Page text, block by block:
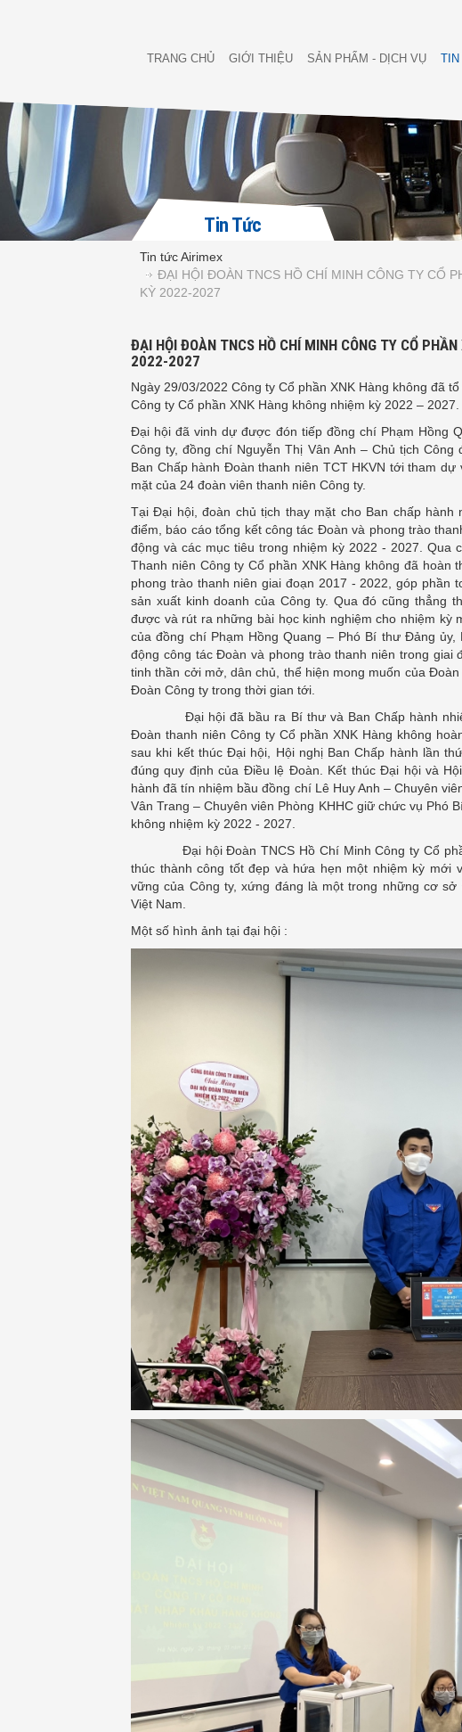
TRANG CHỦ GIỚI THIỆU SẢN PHẨM - DỊCH VỤ
Tin Tức
Tin tức Airimex
ĐẠI HỘI ĐOÀN TNCS HỒ CHÍ MINH CÔNG TY CỔ
KỲ 2022-2027
ĐẠI HỘI ĐOÀN TNCS HỒ CHÍ MINH CÔNG TY CỔ
2022-2027
Ngày 29/03/2022 Công ty Cổ phần XNK Hàng không đã
Công ty Cổ phần XNK Hàng không nhiệm kỳ 2022 – 2027.
Đại hội đã vinh dự được đón tiếp đồng chí Phạm Hồng
Công ty, đồng chí Nguyễn Thị Vân Anh – Chủ tịch
Ban Chấp hành Đoàn thanh niên TCT HKVN tới tham
mặt của 24 đoàn viên thanh niên Công ty.
Tại Đại hội, đoàn chủ tịch thay mặt cho Ban chấp
điểm, báo cáo tổng kết công tác Đoàn và phong trào
động và các mục tiêu trong nhiệm kỳ 2022 - 2027.
Thanh niên Công ty Cổ phần XNK Hàng không đã hoàn
phong trào thanh niên giai đoạn 2017 - 2022, góp phần
sản xuất kinh doanh của Công ty. Qua đó cũng thẳng
được và rút ra những bài học kinh nghiệm cho nhiệm
của đồng chí Phạm Hồng Quang – Phó Bí thư Đảng
động công tác Đoàn và phong trào thanh niên trong
tinh thần cởi mở, dân chủ, thể hiện mong muốn của
Đoàn Công ty trong thời gian tới.
Đại hội đã bầu ra Bí thư và Ban Chấp hành
Đoàn thanh niên Công ty Cổ phần XNK Hàng không
sau khi kết thúc Đại hội, Hội nghị Ban Chấp hành lần
đúng quy định của Điều lệ Đoàn. Kết thúc Đại hội và
hành đã tín nhiệm bầu đồng chí Lê Huy Anh – Chuyên
Vân Trang – Chuyên viên Phòng KHHC giữ chức vụ Phó
không nhiệm kỳ 2022 - 2027.
Đại hội Đoàn TNCS Hồ Chí Minh Công ty Cổ phần
thúc thành công tốt đẹp và hứa hẹn một nhiệm kỳ mới
vững của Công ty, xứng đáng là một trong những cơ
Việt Nam.
Một số hình ảnh tại đại hội :